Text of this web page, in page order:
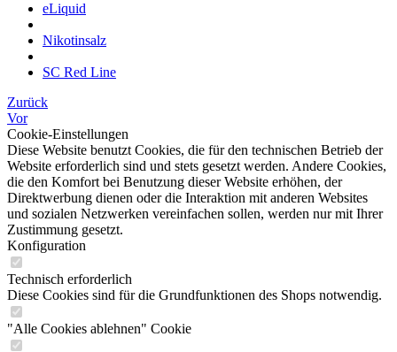
eLiquid
Nikotinsalz
SC Red Line
Zurück
Vor
Cookie-Einstellungen
Diese Website benutzt Cookies, die für den technischen Betrieb der
Website erforderlich sind und stets gesetzt werden. Andere Cookies,
die den Komfort bei Benutzung dieser Website erhöhen, der
Direktwerbung dienen oder die Interaktion mit anderen Websites
und sozialen Netzwerken vereinfachen sollen, werden nur mit Ihrer
Zustimmung gesetzt.
Konfiguration
Technisch erforderlich
Diese Cookies sind für die Grundfunktionen des Shops notwendig.
"Alle Cookies ablehnen" Cookie